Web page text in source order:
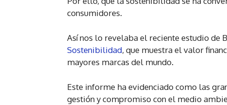
consumidores.
Así nos lo revelaba el reciente estudio de
Sostenibilidad, que muestra el valor
mayores marcas del mundo.
Este informe ha evidenciado como las
gestión y compromiso con el medio